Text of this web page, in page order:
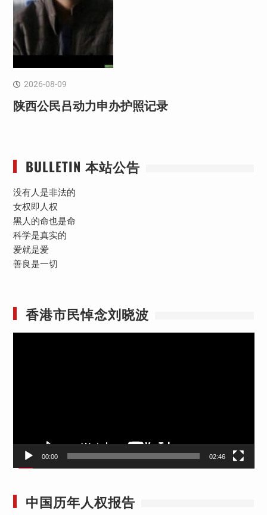
2026-08-09
陕西公民吕动力申办护照记录
BULLETIN 本站公告
没有人是非法的
女权即人权
黑人的命也是命
科学是真实的
爱就是爱
善良是一切
香港市民悼念刘晓波
00:00 02:46
中国历年人权报告